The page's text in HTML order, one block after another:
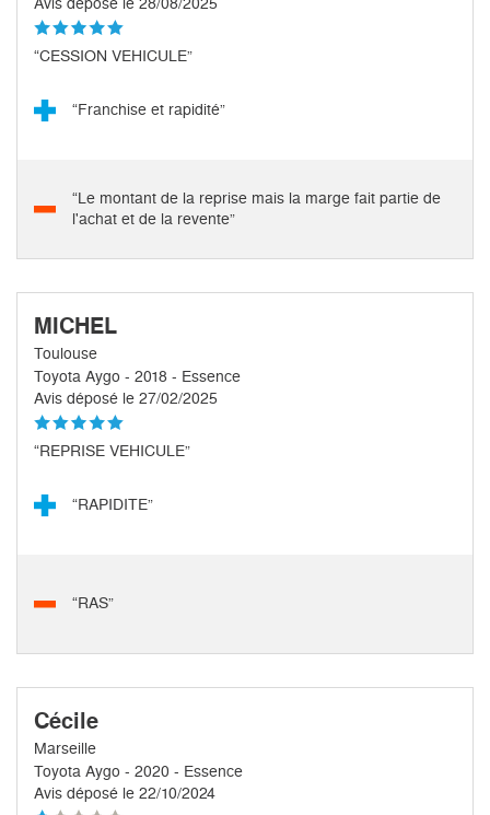
“CESSION VEHICULE”
“Franchise et rapidité”
“Le montant de la reprise mais la marge fait partie de
l'achat et de la revente”
MICHEL
Toulouse
Toyota Aygo - 2018 - Essence
Avis déposé le 27/02/2025
“REPRISE VEHICULE”
“RAPIDITE”
“RAS”
Cécile
Marseille
Toyota Aygo - 2020 - Essence
Avis déposé le 22/10/2024